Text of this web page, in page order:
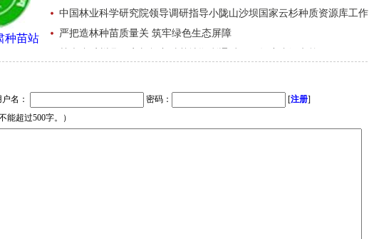
种苗站
中国林业科学研究院领导调研指导小陇山沙坝国家云杉种质资源库工作
严把造林种苗质量关 筑牢绿色生态屏障
名： 密码： [注册]
能超过500字。）